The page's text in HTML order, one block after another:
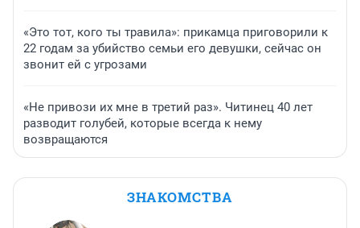
«Это тот, кого ты травила»: прикамца приговорили к
22 годам за убийство семьи его девушки, сейчас он
звонит ей с угрозами
«Не привози их мне в третий раз». Читинец 40 лет
разводит голубей, которые всегда к нему
возвращаются
ЗНАКОМСТВА